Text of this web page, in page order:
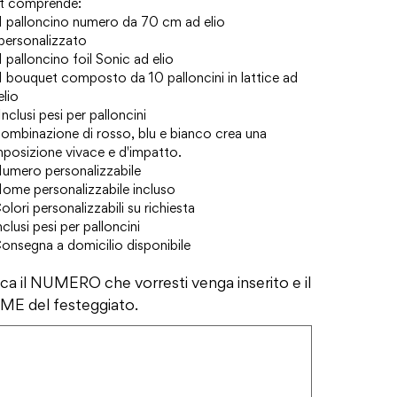
comprende:
1 palloncino numero da 70 cm ad elio
1 palloncino foil Sonic ad elio
1 bouquet composto da 10 palloncini in lattice ad
Inclusi pesi per palloncini
di rosso, blu e bianco crea una
vivace e d'impatto.
personalizzabile
personalizzabile incluso
personalizzabili su richiesta
pesi per palloncini
a domicilio disponibile
il NUMERO che vorresti venga inserito e il
del festeggiato.